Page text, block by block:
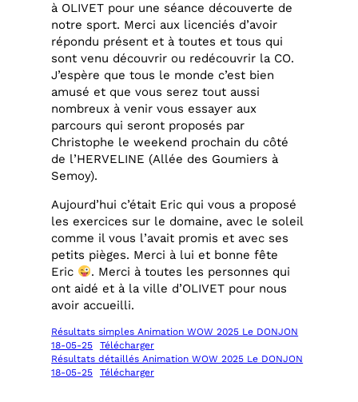
à OLIVET pour une séance découverte de
notre sport. Merci aux licenciés d’avoir
répondu présent et à toutes et tous qui
sont venu découvrir ou redécouvrir la CO.
J’espère que tous le monde c’est bien
amusé et que vous serez tout aussi
nombreux à venir vous essayer aux
parcours qui seront proposés par
Christophe le weekend prochain du côté
de l’HERVELINE (Allée des Goumiers à
Semoy).
Aujourd’hui c’était Eric qui vous a proposé
les exercices sur le domaine, avec le soleil
comme il vous l’avait promis et avec ses
petits pièges. Merci à lui et bonne fête
Eric
. Merci à toutes les personnes qui
ont aidé et à la ville d’OLIVET pour nous
avoir accueilli.
Résultats simples Animation WOW 2025 Le DONJON
18-05-25
Télécharger
Résultats détaillés Animation WOW 2025 Le DONJON
18-05-25
Télécharger